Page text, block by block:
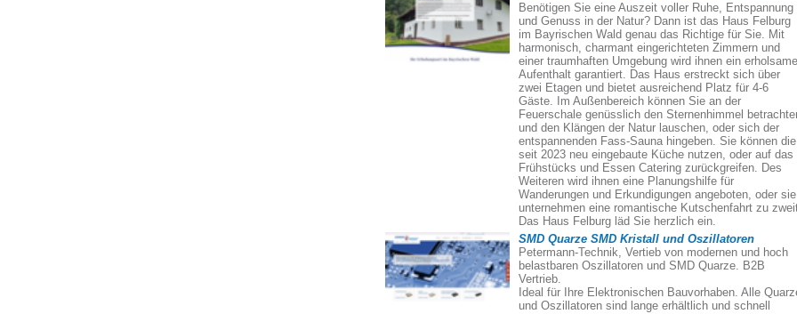
Benötigen Sie eine Auszeit voller Ruhe, Entspannung
und Genuss in der Natur? Dann ist das Haus Felburg
im Bayrischen Wald genau das Richtige für Sie. Mit
harmonisch, charmant eingerichteten Zimmern und
einer traumhaften Umgebung wird ihnen ein
Aufenthalt garantiert. Das Haus erstreckt sich über
zwei Etagen und bietet ausreichend Platz für 4-6
Gäste. Im Außenbereich können Sie an der
Feuerschale genüsslich den Sternenhimmel
und den Klängen der Natur lauschen, oder sich der
entspannenden Fass-Sauna hingeben. Sie können die
seit 2023 neu eingebaute Küche nutzen, oder auf das
Frühstücks und Essen Catering zurückgreifen. Des
Weiteren wird ihnen eine Planungshilfe für
Wanderungen und Erkundigungen angeboten, oder sie
unternehmen eine romantische Kutschenfahrt zu
Das Haus Felburg läd Sie herzlich ein.
SMD Quarze SMD Kristall und Oszillatoren
Petermann-Technik, Vertieb von modernen und hoch
belastbaren Oszillatoren und SMD Quarze. B2B
Vertrieb.
Ideal für Ihre Elektronischen Bauvorhaben. Alle
und Oszillatoren sind lange erhältlich und schnell